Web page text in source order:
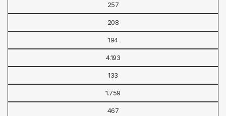
257
208
194
4.193
133
1.759
467